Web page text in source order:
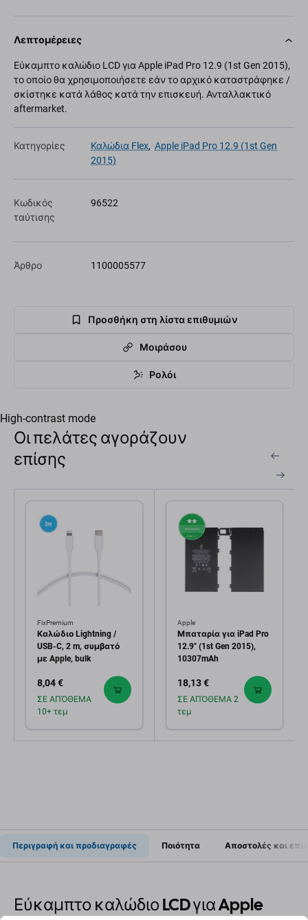
Λεπτομέρειες
Εύκαμπτο καλώδιο LCD για Apple iPad Pro 12.9 (1st Gen 2015),
το οποίο θα χρησιμοποιήσετε εάν το αρχικό καταστράφηκε /
σκίστηκε κατά λάθος κατά την επισκευή. Ανταλλακτικό
aftermarket.
Κατηγορίες Καλώδια Flex, Apple iPad Pro 12.9 (1st Gen
2015)
Κωδικός
ταύτισης
96522
Άρθρο 1100005577
Προσθήκη στη λίστα επιθυμιών
Μοιράσου
Ρολόι
High-contrast mode
Οι πελάτες αγοράζουν
επίσης
FixPremium
Καλώδιο Lightning /
USB-C, 2 m, συμβατό
με Apple, bulk
8,04 €
ΣΕ ΑΠΌΘΕΜΑ
10+ τεμ
Apple
Μπαταρία για iPad Pro
12.9" (1st Gen 2015),
10307mAh
18,13 €
ΣΕ ΑΠΌΘΕΜΑ 2
τεμ
Περιγραφή και προδιαγραφές Ποιότητα Αποστολές και
Εύκαμπτο καλώδιο LCD για Apple